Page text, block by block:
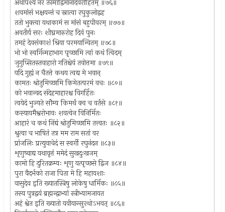
अथापश्यं नरं तस्माद्विमानादवरोहितम् ॥७६॥
शवमांसं भक्षयन्तं च स्नात्वा रघुकुलोद्वह
ततो भुक्त्वा यथाकामं स मांसं बहुपीवरम् ॥७७॥
अवतीर्य सरः शीघ्रमारुरोह दिवं पुनः
तमहं देवसंकाशं श्रिया परमयान्वितम् ॥७८॥
भो भो स्वर्गिन्महाभाग पृच्छामि त्वां कथं त्विदम्
जुगुप्सितस्तवाहारो गतिश्चेयं तवोत्तमा ॥७९॥
यदि गुह्यं न चैतत्ते कथय त्वद्य मे भवान्
कामतः श्रोतुमिच्छामि किमेतत्परमं वचः ॥८०॥
को भवान्वद संदेहमाहारश्च विगर्हितः
त्वयेदं भुज्यते सौम्य किमर्थं क्व च वर्तसे ॥८१॥
कस्यायमैश्वरोभावः शवत्वेन विनिर्मितः
आहारं च कथं निंद्यं श्रोतुमिच्छामि तत्त्वतः ॥८२॥
श्रुत्वा च भाषितं तत्र मम राम सतां वर
प्रांजलिः प्रत्युवाचेदं स स्वर्गी रघुनंदन ॥८३॥
शृणुष्वाद्य यथावृत्तं ममेदं सुखदुःखजम्
कामो हि दुरितक्रम्यः शृणु यत्पृच्छसे द्विज ॥८४॥
पुरा वैदर्भको राजा पिता मे हि महायशाः
वासुदेव इति ख्यातस्त्रिषु लोकेषु धार्मिकः ॥८५॥
तस्य पुत्रद्वयं ब्रह्मन्द्वाभ्यां स्त्रीभ्यामजायत
अहं श्वेत इति ख्यातो यवीयान्सुरथोऽभवत् ॥८६॥